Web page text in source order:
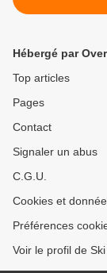
Hébergé par
Top articles
Pages
Contact
Signaler un abus
C.G.U.
Cookies et
Préférences
Voir le profil de